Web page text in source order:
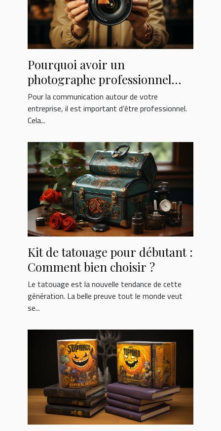
Pourquoi avoir un
photographe professionnel
pour votre entreprise ?
Pour la communication autour de votre
entreprise, il est important d’être professionnel.
Cela...
Kit de tatouage pour débutant :
Comment bien choisir ?
Le tatouage est la nouvelle tendance de cette
génération. La belle preuve tout le monde veut
se...